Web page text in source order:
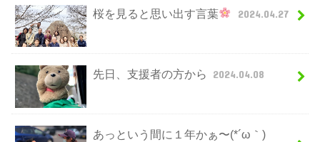
桜を見ると思い出す言葉 2024.04.27
先日、支援者の方から 2024.04.08
あっという間に１年かぁ〜(*´ω｀)